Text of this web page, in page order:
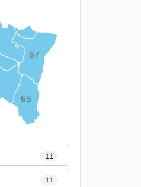
67
68
11
11